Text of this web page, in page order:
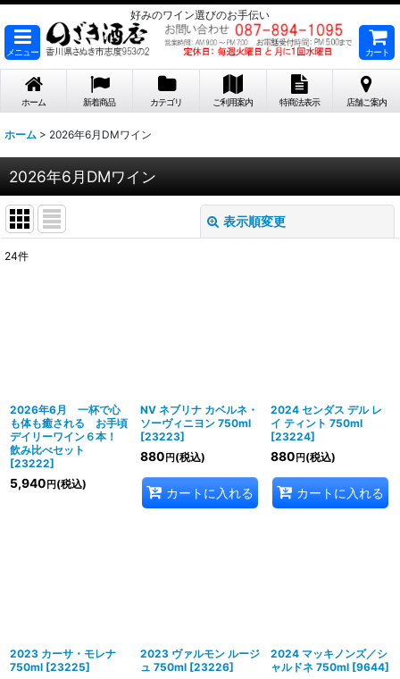
好みのワイン選びのお手伝い
メニュー カート
ホーム 新着商品 カテゴリ ご利用案内 特商法表示 店舗ご案内
ホーム > 2026年6月DMワイン
2026年6月DMワイン
表示順変更
絞り込む
24件
2026年6月 一杯で心
も体も癒される お手頃
デイリーワイン６本！
飲み比べセット
[23222]
5,940 円 (税込)
NV ネブリナ カベルネ・
ソーヴィニヨン 750ml
[23223]
880 円(税込)
カートに入れる
2024 センダス デル レ
イ ティント 750ml
[23224]
880 円(税込)
カートに入れる
2023 カーサ・モレナ
750ml [23225]
2023 ヴァルモン ルージ
ュ 750ml [23226]
2024 マッキノンズ／シ
ャルドネ 750ml [9644]